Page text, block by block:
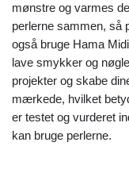
mønstre og varmes
perlerne sammen, så
også bruge Hama
lave smykker og
projekter og skabe
mærkede, hvilket
er testet og vurderet
kan bruge perlerne.